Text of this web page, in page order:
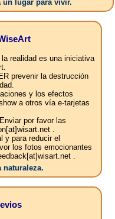
un lugar para vivir.
realidad es una iniciativa
prevenir la destrucción
y los efectos
a otros vía e-tarjetas
por favor las
.
y para reducir el
los fotos emocionantes
.
naturaleza.